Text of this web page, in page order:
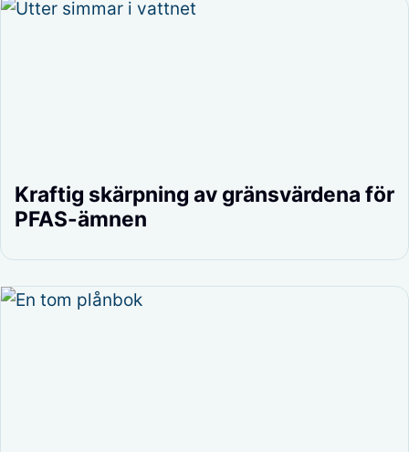
Kraftig skärpning av gränsvärdena för
PFAS-ämnen